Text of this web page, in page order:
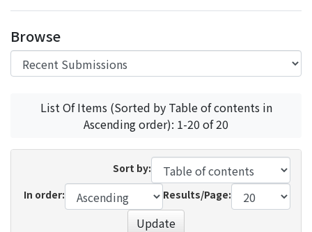
Browse
List Of Items (Sorted by Table of contents in
Ascending order): 1-20 of 20
Sort by:
In order:
Results/Page:
Update